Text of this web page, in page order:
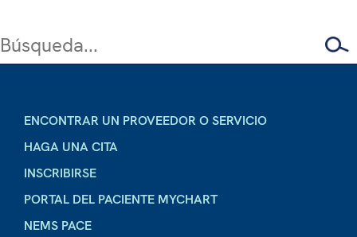
ENCONTRAR UN PROVEEDOR O SERVICIO
HAGA UNA CITA
INSCRIBIRSE
PORTAL DEL PACIENTE MYCHART
NEMS PACE